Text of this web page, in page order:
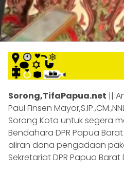
Sorong,TifaPapua.net ||
Paul Finsen
Sorong Kota untuk segera
Bendahara DPR Papua
aliran dana pengadaan
Sekretariat DPR Papua Barat